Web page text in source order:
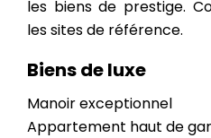
les biens de prestige.
les sites de référence.
Biens de luxe
Manoir exceptionnel
Appartement haut de